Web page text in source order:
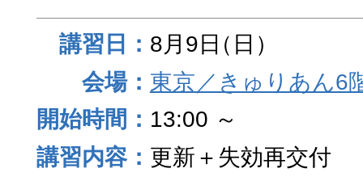
8月9日（日）
東京／きゅりあん6
13:00 ～
更新＋失効再交付